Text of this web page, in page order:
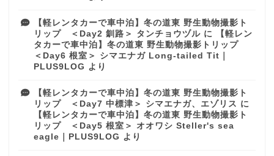
【軽レンタカーで車中泊】冬の道東 野生動物撮影ト
リップ ＜Day2 釧路＞ タンチョウヅル に
【軽レン
タカーで車中泊】冬の道東 野生動物撮影トリップ
＜Day6 根室＞ シマエナガ Long-tailed Tit｜
PLUS9LOG より
【軽レンタカーで車中泊】冬の道東 野生動物撮影ト
リップ ＜Day7 中標津＞ シマエナガ、エゾリス に
【軽レンタカーで車中泊】冬の道東 野生動物撮影ト
リップ ＜Day5 根室＞ オオワシ Steller's sea
eagle｜PLUS9LOG より